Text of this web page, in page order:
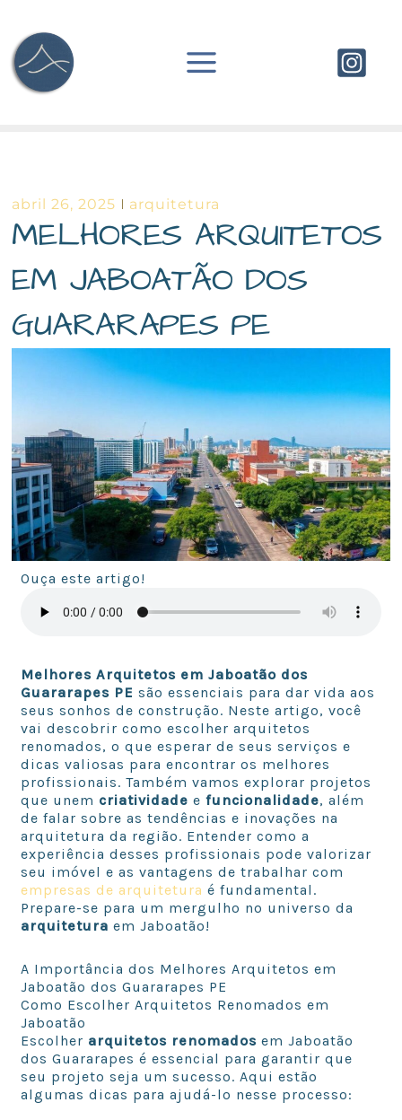
para
conteúdo
abril 26, 2025 arquitetura
MELHORES ARQUITETOS
EM JABOATÃO DOS
GUARARAPES PE
Ouça este artigo!
Melhores Arquitetos em Jaboatão dos
Guararapes PE são essenciais para dar vida aos
seus sonhos de construção. Neste artigo, você
vai descobrir como escolher arquitetos
renomados, o que esperar de seus serviços e
dicas valiosas para encontrar os melhores
profissionais. Também vamos explorar projetos
que unem criatividade efuncionalidade, além
de falar sobre as tendências e inovações na
arquitetura da região. Entender como a
experiência desses profissionais pode valorizar
seu imóvel e as vantagens de trabalhar com
empresas de arquitetura é fundamental.
Prepare-se para um mergulho no universo da
arquitetura em Jaboatão!
A Importância dos Melhores Arquitetos em
Jaboatão dos Guararapes PE
Como Escolher Arquitetos Renomados em
Jaboatão
Escolher arquitetos renomados em Jaboatão
dos Guararapes é essencial para garantir que
seu projeto seja um sucesso. Aqui estão
algumas dicas para ajudá-lo nesse processo: